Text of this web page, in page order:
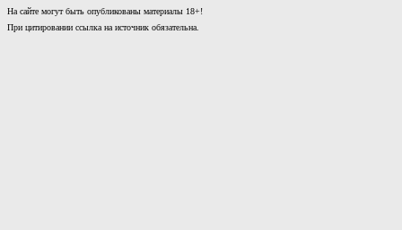
На сайте могут быть опубликованы материалы 18+!
При цитировании ссылка на источник обязательна.